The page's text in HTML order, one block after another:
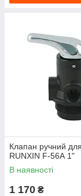
Клапан ручний для
RUNXIN F-56А 1"
В наявності
1 170 ₴